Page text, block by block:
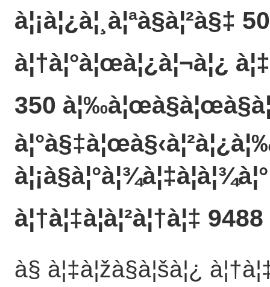
à¦¡à¦¿à¦¸à¦ªà§à¦²à§‡
à¦†à¦°à¦œà¦¿à¦¬à¦¿
350
à¦†à¦‡à¦à¦²à¦†à¦‡ 9488
à§­ à¦‡à¦žà§à¦šà¦¿